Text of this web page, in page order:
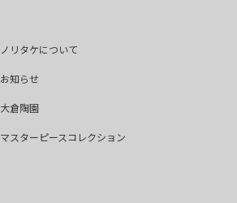
ノリタケについて
お知らせ
大倉陶園
マスターピースコレクション